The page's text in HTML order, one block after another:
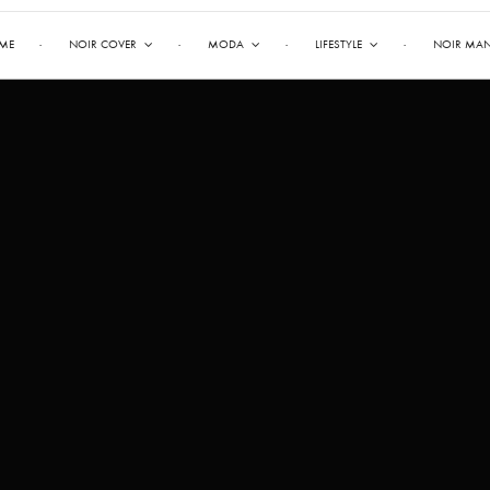
NOIR COVER MODA LIFESTYLE NOIR